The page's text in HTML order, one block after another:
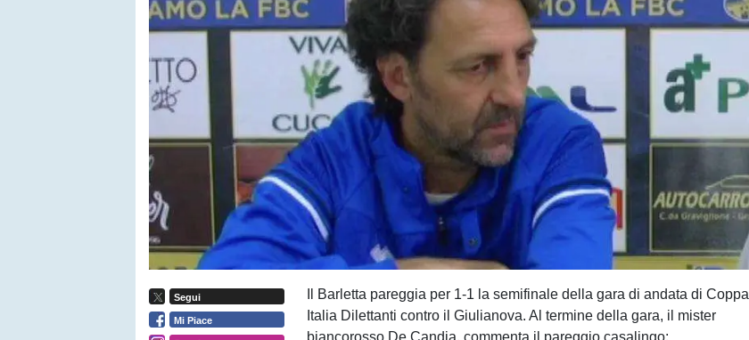
Segui
Mi Piace
Il Barletta pareggia per 1-1 la semifinale della gara di andata di Coppa
Italia Dilettanti contro il Giulianova. Al termine della gara, il mister
biancorosso De Candia, commenta il pareggio casalingo: